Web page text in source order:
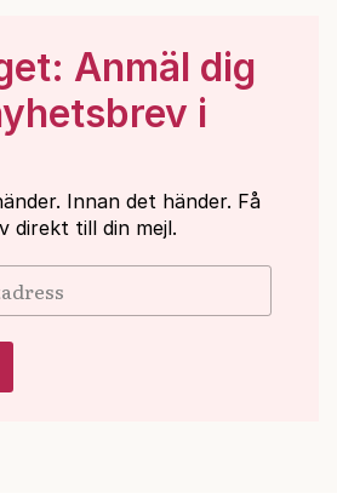
Anmäl dig
i
Innan det händer. Få
direkt till din mejl.